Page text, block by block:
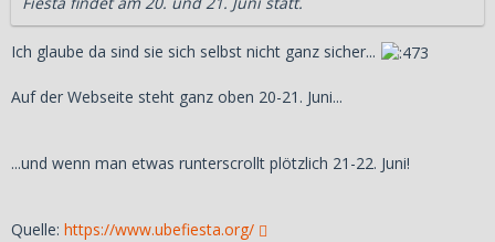
Ich glaube da sind sie sich selbst nicht ganz sicher...
Auf der Webseite steht ganz oben 20-21. Juni...
...und wenn man etwas runterscrollt plötzlich 21-22. Juni!
Quelle: https://www.ubefiesta.org/